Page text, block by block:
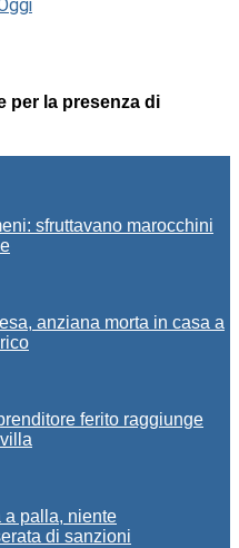
per la presenza di
sfruttavano marocchini
anziana morta in casa a
ferito raggiunge
a palla, niente
di sanzioni